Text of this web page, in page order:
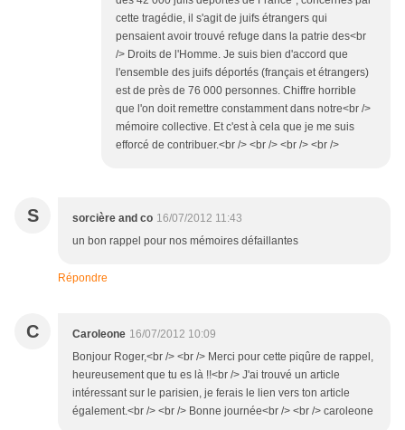
cette tragédie, il s'agit de juifs étrangers qui
pensaient avoir trouvé refuge dans la patrie des<br
/> Droits de l'Homme. Je suis bien d'accord que
l'ensemble des juifs déportés (français et étrangers)
est de près de 76 000 personnes. Chiffre horrible
que l'on doit remettre constamment dans notre<br />
mémoire collective. Et c'est à cela que je me suis
efforcé de contribuer.<br /> <br /> <br /> <br />
S sorcière and co 16/07/2012 11:43
un bon rappel pour nos mémoires défaillantes
Répondre
C Caroleone 16/07/2012 10:09
Bonjour Roger,<br /> <br /> Merci pour cette piqûre de rappel,
heureusement que tu es là !!<br /> J'ai trouvé un article
intéressant sur le parisien, je ferais le lien vers ton article
également.<br /> <br /> Bonne journée<br /> <br /> caroleone